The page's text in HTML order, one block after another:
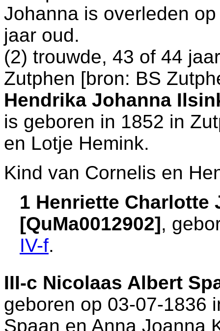
Johanna is overleden
jaar oud.
(2) trouwde, 43 of 44
Zutphen [bron: BS
Hendrika Johanna
is geboren in 1852 in
en Lotje Hemink.
Kind van Cornelis en
1 Henriette Charlotte
[QuMa0012902],
IV-f.
III-c Nicolaas Albert
geboren op 03-07-1836
Spaan en Anna Joanna